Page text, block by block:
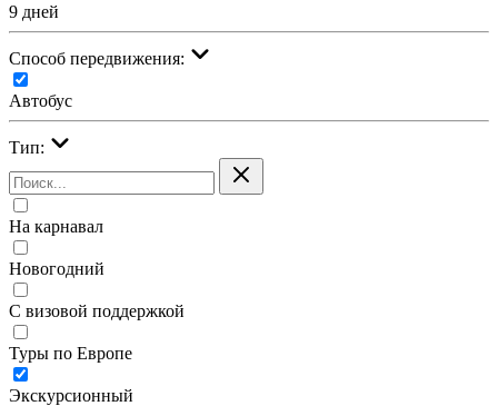
9 дней
Cпособ передвижения:
Автобус
Тип:
На карнавал
Новогодний
С визовой поддержкой
Туры по Европе
Экскурсионный